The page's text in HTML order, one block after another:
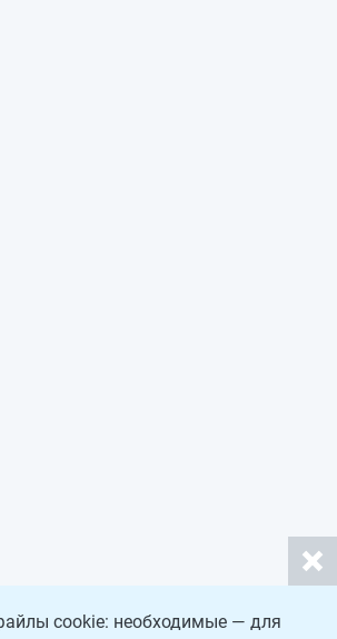
cookie: необходимые — для